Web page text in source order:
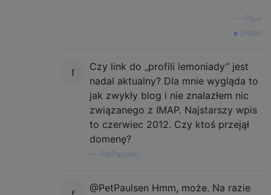
Pływ
źródło
Czy link do „profili lemoniady” jest
nadal aktualny? Dla mnie wygląda to
jak zwykły blog i nie znalazłem nic
związanego z IMAP. Najstarszy wpis
to czerwiec 2012. Czy ktoś przejął
domenę?
PetPaulsen,
@PetPaulsen Hmm, może. Na razie